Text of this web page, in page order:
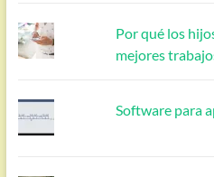
Por qué los
mejores
Software para